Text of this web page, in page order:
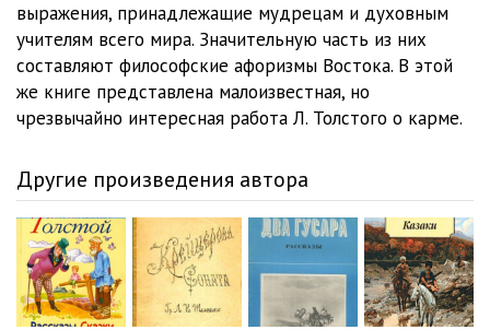
16. Ч. 1. Гл 16. Наказание 36:16
17. Ч. 1. Гл 17. Тщеславие 25:06
18. Ч. 1. Гл 18. Суеверие государства 49:18
20. Ч. 1. Гл 20. Ложная наука 43:03
21. Ч. 1. Гл 21. Усилие 25:07
22. Ч. 1. Гл 22. Жизнь в настоящем 24:02
выражения, принадлежащие мудрецам и духовным
учителям всего мира. Значительную часть из них
составляют философские афоризмы Востока. В этой
же книге представлена малоизвестная, но
чрезвычайно интересная работа Л. Толстого о карме.
Другие произведения автора